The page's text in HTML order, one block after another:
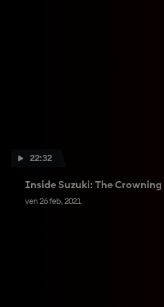
22:32
Inside Suzuki: The
ven 26 feb, 2021